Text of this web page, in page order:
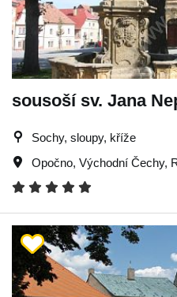
sousoší sv. Jana
Sochy, sloupy, kříže
Opočno, Východní Čechy,